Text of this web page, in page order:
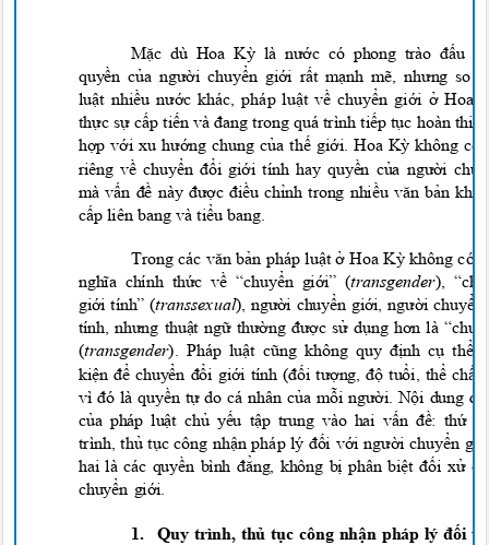
Mặc dù Hoa Kỳ là nước có phong trào đấu
quyền của người chuyển giới rất mạnh mẽ, nhưng
luật nhiều nước khác, pháp luật về chuyển giới ở
thực sự cấp tiến và đang trong quá trình tiếp tục hoàn
hợp với xu hướng chung của thế giới. Hoa Kỳ không
riêng về chuyển đổi giới tính hay quyền của người
mà vấn đề này được điều chỉnh trong nhiều văn bản
cấp liên bang và tiểu bang.
Trong các văn bản pháp luật ở Hoa Kỳ không có
nghĩa chính thức về “chuyển giới” (transgender),
giới tính” (transsexual), người chuyển giới, người
tính, nhưng thuật ngữ thường được sử dụng hơn là
(transgender). Pháp luật cũng không quy định cụ
kiện để chuyển đổi giới tính (đối tượng, độ tuổi, thể
vì đó là quyền tự do cá nhân của mỗi người. Nội dung
của pháp luật chủ yếu tập trung vào hai vấn đề: thứ
trình, thủ tục công nhận pháp ly đối với người chuyển
hai là các quyền bình đẳng, không bị phân biệt đối xử
chuyển giới.
1.Quy trình, thủ tục công nhận pháp lý đối